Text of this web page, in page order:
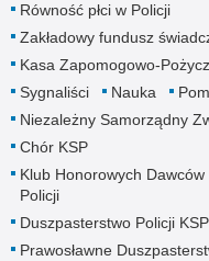
Równość płci w Policji
Zakładowy fundusz
Kasa Zapomogowo-
Sygnaliści
Nauka
Niezależny Samorządny
Chór KSP
Klub Honorowych
Policji
Duszpasterstwo Policji KSP
Prawosławne